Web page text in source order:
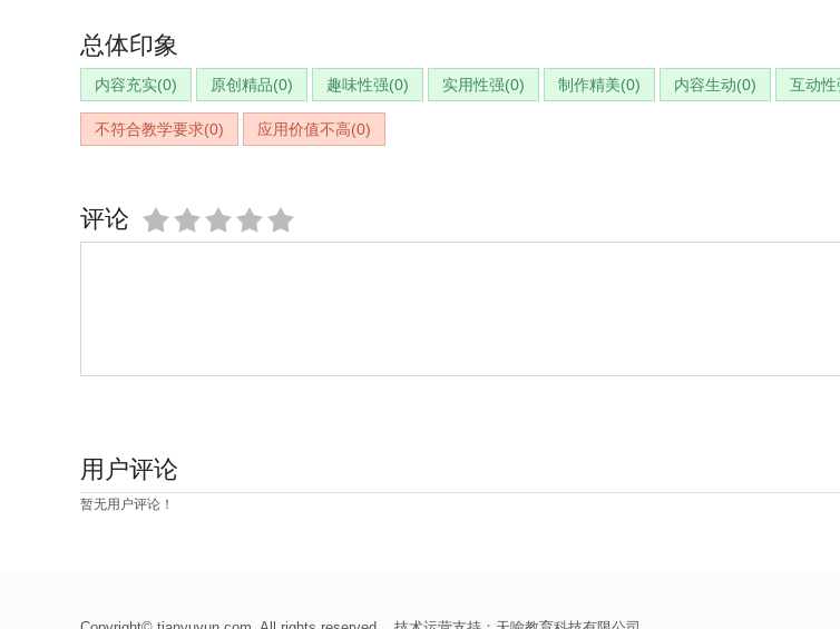
总体印象
内容充实(0) 原创精品(0) 趣味性强(0) 实用性强(0) 制作精美(0) 内容生动(0) 互动性
不符合教学要求(0) 应用价值不高(0)
评论
用户评论
暂无用户评论！